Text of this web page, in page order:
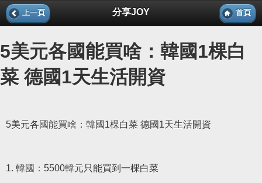
上一頁 分享JOY 首頁
5美元各國能買啥：韓國1棵白
菜 德國1天生活開資
5美元各國能買啥：韓國1棵白菜 德國1天生活開資
1. 韓國：5500韓元只能買到一棵白菜